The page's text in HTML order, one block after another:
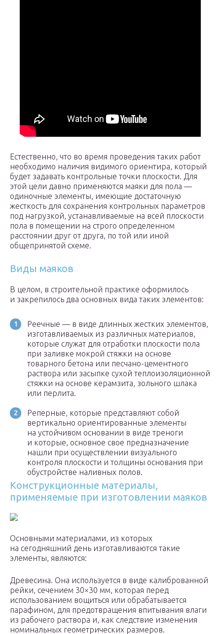
Естественно, что во время проведения таких работ
необходимо наличия видимого ориентира, который
будет задавать контрольные точки плоскости. Для
этой цели давно применяются маяки для пола —
одиночные элементы, имеющие достаточную
жесткость для сохранения контрольных параметров
под нагрузкой, устанавливаемые на всей плоскости
пола в помещении на строго определенном
расстоянии друг от друга, по той или иной
общепринятой схеме.
Виды маяков
В целом, в строительной практике оформилось
и закрепилось два основных вида таких элементов:
Реечные — в виде длинных жестких элементов,
изготавливаемых из различных материалов,
которые служат для отработки плоскости пола
при заливке мокрой стяжки на основе
товарного бетона или песчано-цементного
раствора или засыпке сухой теплоизоляционной
стяжки на основе керамзита, зольного шлака
или перлита.
Реперные, которые представляют собой
вертикально ориентированные элементы
на устойчивом основании в виде треноги
и которые, основное свое предназначение
нашли при осуществлении визуального
контроля плоскости и толщины основания при
обустройстве наливных полов.
Конструкционные материалы,
применяемые при изготовлении маяков
Основными материалами, из которых
на сегодняшний день изготавливаются такие
элементы, являются:
Древесина. Она используется в виде калиброванной
рейки, сечением 30×30 мм, которая перед
использованием вощиться или обрабатывается
парафином, для предотвращения впитывания влаги
из рабочего раствора и, как следствие изменения
номинальных геометрических размеров.